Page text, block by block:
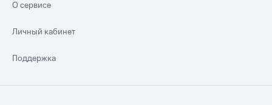
О сервисе
Личный кабинет
Поддержка